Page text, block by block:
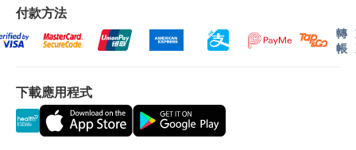
產品規格
音頻輸入：藍牙
藍牙版本：5.1
藍牙連接距離 (米)：10
充電時間 (小時)：2
客再作安排。
退換條款：
有損毀情況，一經確認簽收，恕不接受退換。
退換產品必須包裝完整，如退換之產品有任何殘缺
或過期退回，供應商有權不受理。
付款方法
轉
帳
下載應用程式